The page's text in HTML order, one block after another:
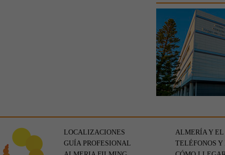
LOCALIZACIONES
GUÍA PROFESIONAL
ALMERÍA Y EL
TELÉFONOS Y